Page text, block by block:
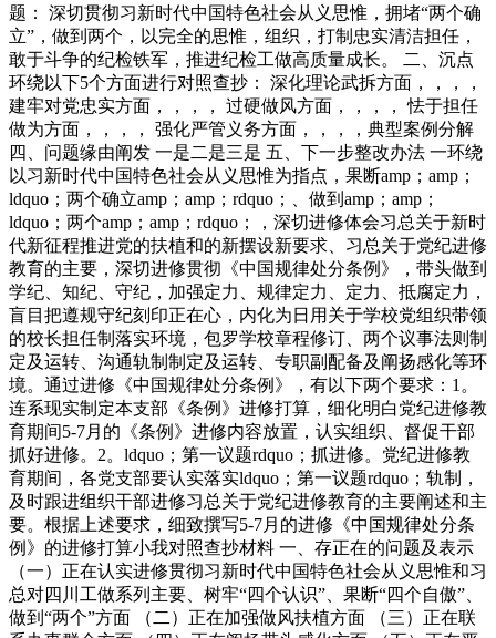
题： 深切贯彻习新时代中国特色社会从义思惟，拥堵“两个确
立”，做到两个，以完全的思惟，组织，打制忠实清洁担任，
敢于斗争的纪检铁军，推进纪检工做高质量成长。 二、沉点
环绕以下5个方面进行对照查抄： 深化理论武拆方面，，，，
建牢对党忠实方面，，，， 过硬做风方面，，，， 怯于担任
做为方面，，，， 强化严管义务方面，，，，典型案例分解
四、问题缘由阐发 一是二是三是 五、下一步整改办法 一环绕
以习新时代中国特色社会从义思惟为指点，果断amp；amp；
ldquo；两个确立amp；amp；rdquo；、做到amp；amp；
ldquo；两个amp；amp；rdquo；，深切进修体会习总关于新时
代新征程推进党的扶植和的新摆设新要求、习总关于党纪进修
教育的主要，深切进修贯彻《中国规律处分条例》，带头做到
学纪、知纪、守纪，加强定力、规律定力、定力、抵腐定力，
盲目把遵规守纪刻印正在心，内化为日用关于学校党组织带领
的校长担任制落实环境，包罗学校章程修订、两个议事法则制
定及运转、沟通轨制制定及运转、专职副配备及阐扬感化等环
境。通过进修《中国规律处分条例》，有以下两个要求：1。
连系现实制定本支部《条例》进修打算，细化明白党纪进修教
育期间5-7月的《条例》进修内容放置，认实组织、督促干部
抓好进修。2。ldquo；第一议题rdquo；抓进修。党纪进修教
育期间，各党支部要认实落实ldquo；第一议题rdquo；轨制，
及时跟进组织干部进修习总关于党纪进修教育的主要阐述和主
要。根据上述要求，细致撰写5-7月的进修《中国规律处分条
例》的进修打算小我对照查抄材料 一、存正在的问题及表示
（一）正在认实进修贯彻习新时代中国特色社会从义思惟和习
总对四川工做系列主要、树牢“四个认识”、果断“四个自傲”、
做到“两个”方面 （二）正在加强做风扶植方面 （三）正在联